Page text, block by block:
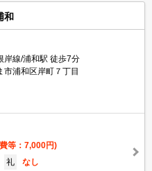
和
岸線/浦和駅 徒歩7分
市浦和区岸町７丁目
等：7,000円)
礼
なし